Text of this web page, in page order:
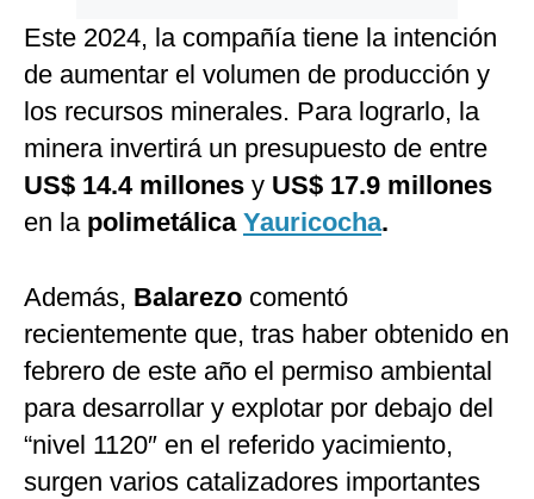
Este 2024, la compañía tiene la intención
de aumentar el volumen de producción y
los recursos minerales. Para lograrlo, la
minera invertirá un presupuesto de entre
US$ 14.4 millones y US$ 17.9 millones
en la polimetálica Yauricocha.
Además, Balarezo comentó
recientemente que, tras haber obtenido en
febrero de este año el permiso ambiental
para desarrollar y explotar por debajo del
“nivel 1120″ en el referido yacimiento,
surgen varios catalizadores importantes